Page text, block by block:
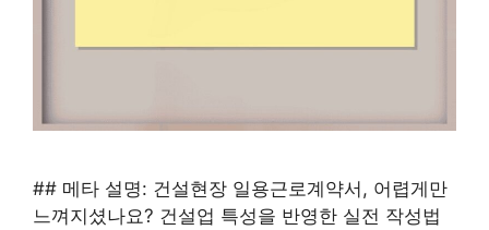
## 메타 설명: 건설현장 일용근로계약서, 어렵게만
느껴지셨나요? 건설업 특성을 반영한 실전 작성법